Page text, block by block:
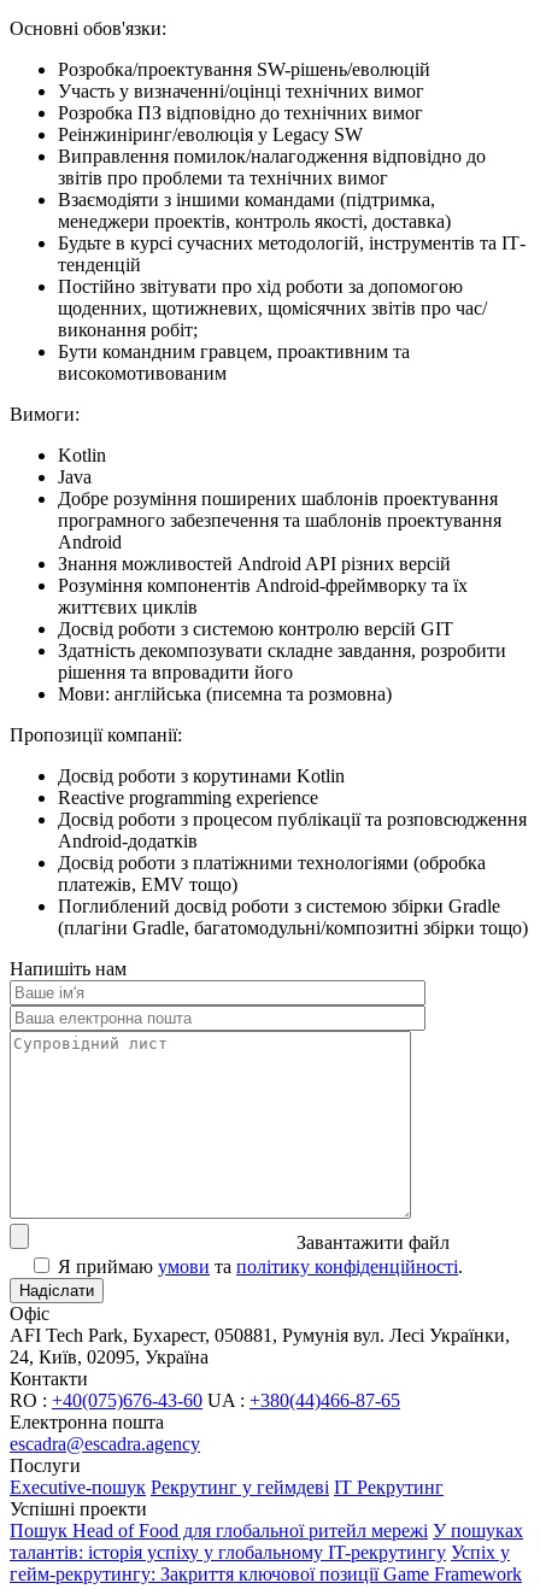
Основні обов'язки:
Розробка/проектування SW-рішень/еволюцій
Участь у визначенні/оцінці технічних вимог
Розробка ПЗ відповідно до технічних вимог
Реінжиніринг/еволюція у Legacy SW
Виправлення помилок/налагодження відповідно до
звітів про проблеми та технічних вимог
Взаємодіяти з іншими командами (підтримка,
менеджери проектів, контроль якості, доставка)
Будьте в курсі сучасних методологій, інструментів та ІТ-
тенденцій
Постійно звітувати про хід роботи за допомогою
щоденних, щотижневих, щомісячних звітів про час/
виконання робіт;
Бути командним гравцем, проактивним та
високомотивованим
Вимоги:
Kotlin
Java
Добре розуміння поширених шаблонів проектування
програмного забезпечення та шаблонів проектування
Android
Знання можливостей Android API різних версій
Розуміння компонентів Android-фреймворку та їх
життєвих циклів
Досвід роботи з системою контролю версій GIT
Здатність декомпозувати складне завдання, розробити
рішення та впровадити його
Мови: англійська (писемна та розмовна)
Пропозиції компанії:
Досвід роботи з корутинами Kotlin
Reactive programming experience
Досвід роботи з процесом публікації та розповсюдження
Android-додатків
Досвід роботи з платіжними технологіями (обробка
платежів, EMV тощо)
Поглиблений досвід роботи з системою збірки Gradle
(плагіни Gradle, багатомодульні/композитні збірки тощо)
Напишіть нам
Завантажити файл
Я приймаю умови та політику конфіденційності.
Офіс
AFI Tech Park, Бухарест, 050881, Румунія вул. Лесі Українки,
24, Київ, 02095, Україна
Контакти
RO : +40(075)676-43-60 UA : +380(44)466-87-65
Електронна пошта
escadra@escadra.agency
Послуги
Executive-пошук Рекрутинг у геймдеві IT Рекрутинг
Успішні проекти
Пошук Head of Food для глобальної ритейл мережі У пошуках
талантів: історія успіху у глобальному IT-рекрутингу Успіх у
гейм-рекрутингу: Закриття ключової позиції Game Framework